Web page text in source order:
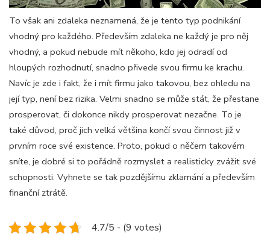
To však ani zdaleka neznamená, že je tento typ podnikání
vhodný pro každého. Především zdaleka ne každý je pro něj
vhodný, a pokud nebude mít někoho, kdo jej odradí od
hloupých rozhodnutí, snadno přivede svou firmu ke krachu.
Navíc je zde i fakt, že i mít firmu jako takovou, bez ohledu na
její typ, není bez rizika. Velmi snadno se může stát, že přestane
prosperovat, či dokonce nikdy prosperovat nezačne. To je
také důvod, proč jich velká většina končí svou činnost již v
prvním roce své existence. Proto, pokud o něčem takovém
sníte, je dobré si to pořádně rozmyslet a realisticky zvážit své
schopnosti. Vyhnete se tak pozdějšímu zklamání a především
finanční ztrátě.
4.7/5 - (9 votes)